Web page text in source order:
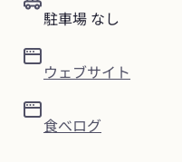
駐車場 なし
ウェブサイト
食べログ